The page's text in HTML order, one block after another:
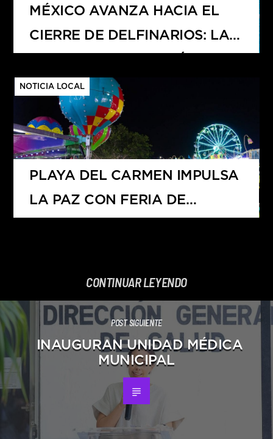
MÉXICO AVANZA HACIA EL
CIERRE DE DELFINARIOS: LA
QUINTANA ROO CON LA
PÉRDIDA DE MÁS DE 1,800
EMPLEOS
NOTICIA LOCAL
PLAYA DEL CARMEN IMPULSA
LA PAZ CON FERIA DE
CONTINUAR LEYENDO
POST SIGUIENTE
INAUGURAN UNIDAD MÉDICA
MUNICIPAL